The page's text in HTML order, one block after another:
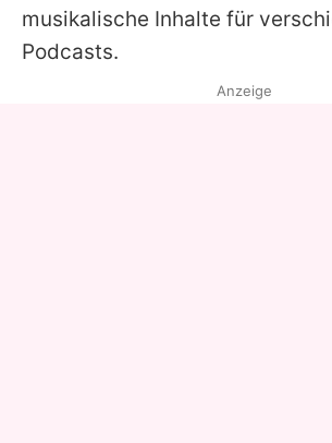
musikalische Inhalte für
Podcasts.
Anzeige